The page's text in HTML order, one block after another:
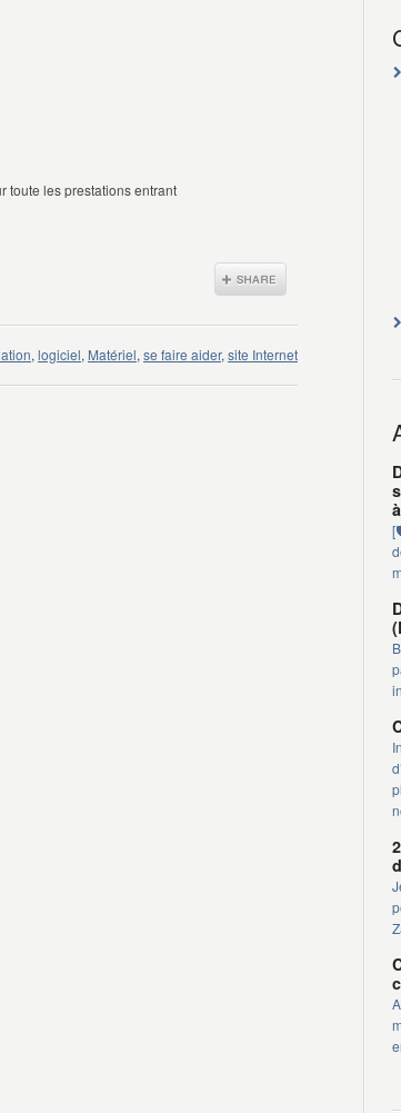
toute les prestations entrant
, logiciel, Matériel, se faire aider, site Internet